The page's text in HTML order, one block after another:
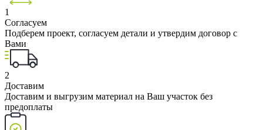
1
Согласуем
Подберем проект, согласуем детали и утвердим договор с
Вами
2
Доставим
Доставим и выгрузим материал на Ваш участок без
предоплаты